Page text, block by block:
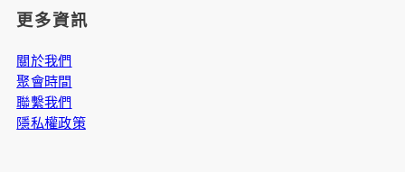
更多資訊
關於我們
聚會時間
聯繫我們
隱私權政策